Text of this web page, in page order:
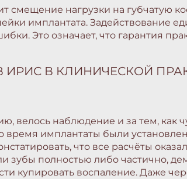
смещение нагрузки на губчатую
имплантата. Задействование
Это означает, что гарантия
В КЛИНИЧЕСКОЙ
велось наблюдение и за тем, как
время имплантаты были
что все расчёты
зубы полностью либо частично,
купировать воспаление. Даже